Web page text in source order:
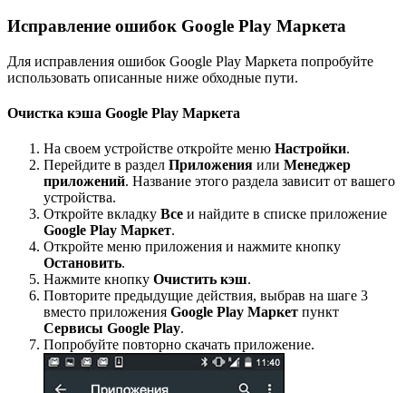
Исправление ошибок Google Play Маркета
Для исправления ошибок Google Play Маркета попробуйте
использовать описанные ниже обходные пути.
Очистка кэша Google Play Маркета
На своем устройстве откройте меню Настройки.
Перейдите в раздел Приложения или Менеджер
приложений. Название этого раздела зависит от вашего
устройства.
Откройте вкладку Все и найдите в списке приложение
Google Play Маркет.
Откройте меню приложения и нажмите кнопку
Остановить.
Нажмите кнопку Очистить кэш.
Повторите предыдущие действия, выбрав на шаге 3
вместо приложения Google Play Маркет пункт
Сервисы Google Play.
Попробуйте повторно скачать приложение.